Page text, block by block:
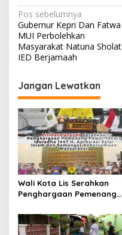
N
a
v
i
g
a
s
i
p
o
s
Pos sebelumnya
Gubernur Kepri Dan Fatwa
MUI Perbolehkan
Masyarakat Natuna Sholat
IED Berjamaah
Jangan Lewatkan
Wali Kota Lis Serahkan
Penghargaan Pemenang
H, Ajak Masyarakat Terus
Hidupkan Syiar Islam